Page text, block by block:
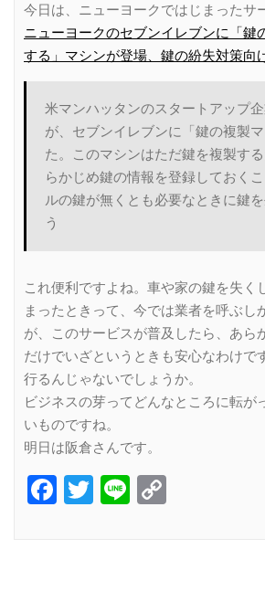
今日は、ニューヨークではじまったサ
ニューヨークのセブンイレブンに「鍵
する」マシンが登場、鍵の紛失対策向
米マンハッタンのスタートアップ企
が、セブンイレブンに「鍵の複製
た。このマシンはただ鍵を複製す
らかじめ鍵の情報を登録しておく
ルの鍵が無くとも必要なときに鍵
う
これ便利ですよね。車や家の鍵を失く
まったときって、今では業者を呼ぶし
が、このサービスが普及したら、あら
だけでいざというときも安心なわけで
行るんじゃないでしょうか。
ビジネスの芽ってどんなところに転が
いものですね。
明日は阪倉さんです。
Facebook
Twitter
Line